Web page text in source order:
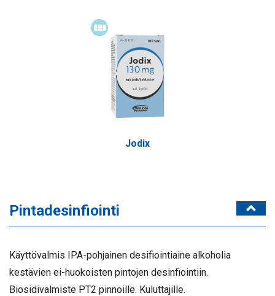
Jodix
Pintadesinfiointi
Käyttövalmis IPA-pohjainen desifiointiaine alkoholia
kestävien ei-huokoisten pintojen desinfiointiin.
Biosidivalmiste PT2 pinnoille. Kuluttajille.